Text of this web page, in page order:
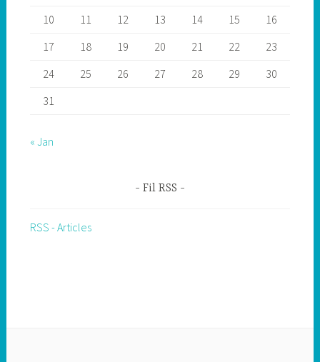
10
11 12 13 14 15
16
17
18 19 20 21 22
23
24
25 26 27 28 29
30
31
« Jan
Fil RSS
RSS - Articles